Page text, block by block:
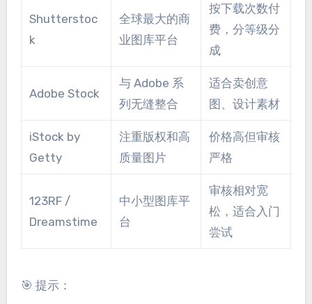
Shutterstoc
k
全球最大的商
业图库平台
按下载次数付
费，分等级分
成
Adobe Stock
与 Adobe 系
列无缝整合
适合卖创意
图、设计素材
iStock by
Getty
注重版权和高
质量图片
价格高但审核
严格
123RF /
Dreamstime
中小型图库平
台
审核相对宽
松，适合入门
尝试
🎯 提示：